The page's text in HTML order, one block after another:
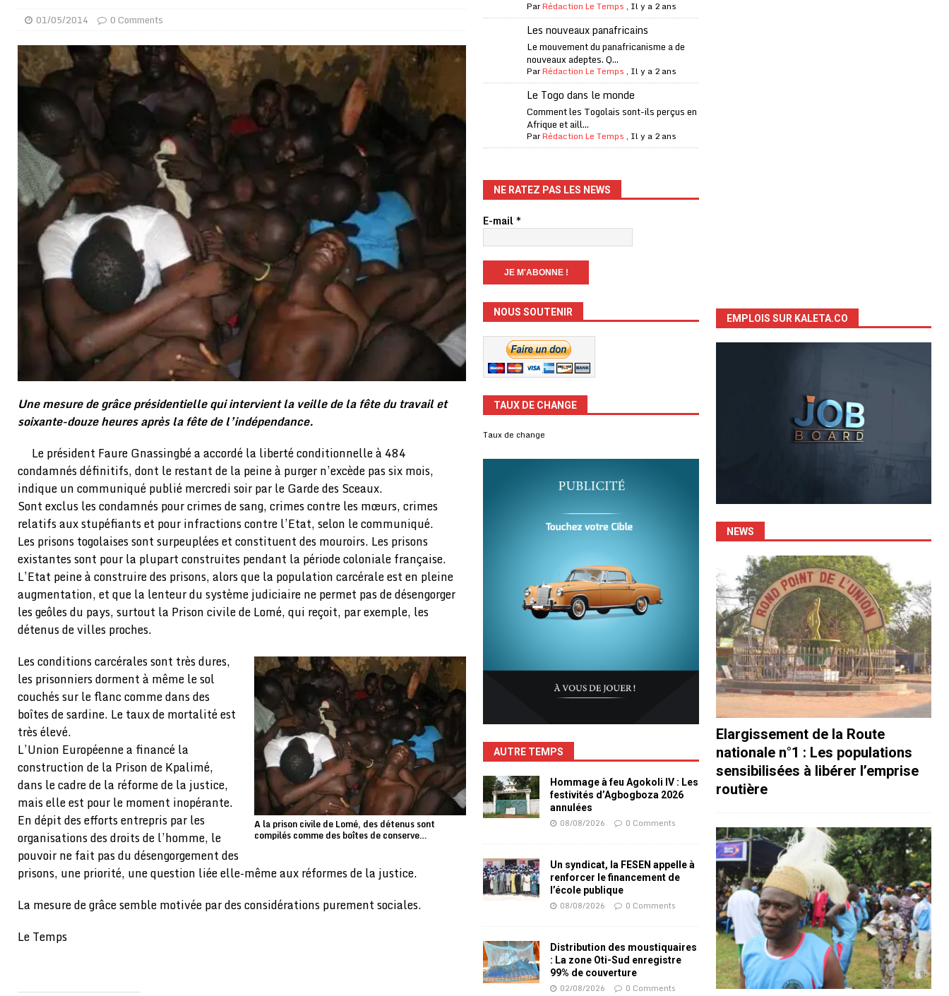
A LA UNE
[ 02/08/2026 ] Guinée : Mamadi Doumbouya s’offre quelques jours de congés en Grèce
[ 02/08/2026 ]
Une factrice arrêtée après avoir volé un billet de loterie gagnant que son propriétaire avait envoyé à un proche
[ 02/08/2026 ]
Distribution des moustiquaires : La zone Oti-Sud enregistre 99% de couverture
A LA UNE
[ 02/08/2026 ] La Confédération Africaine de Football (CAF) à contre-courant
COOPÉRATION
[ 01/08/2026 ] Quatre candidats à la succession d’Infantino à la tête de la FIFA
[ 01/08/2026 ] Bénin : Romuald Wadagni reçoit le milliardaire Aliko Dangote
[ 31/07/2026 ]
Niger : le FMI débloque une bouffée d’oxygène financière
ECONOMIE
[ 08/08/2026 ]
Épinglé par le « Canard enchaîné », Bally Bagayoko visé par une plainte d’une asso anticorruption
GOUVERNANCE
01/05/2014 0 Comments
Une mesure de grâce présidentielle qui intervient la veille de la fête du travail et
soixante-douze heures après la fête de l’indépendance.
Le président Faure Gnassingbé a accordé la liberté conditionnelle à 484
condamnés définitifs, dont le restant de la peine à purger n’excède pas six mois,
indique un communiqué publié mercredi soir par le Garde des Sceaux.
Sont exclus les condamnés pour crimes de sang, crimes contre les mœurs, crimes
relatifs aux stupéfiants et pour infractions contre l’Etat, selon le communiqué.
Les prisons togolaises sont surpeuplées et constituent des mouroirs. Les prisons
existantes sont pour la plupart construites pendant la période coloniale française.
L’Etat peine à construire des prisons, alors que la population carcérale est en pleine
augmentation, et que la lenteur du système judiciaire ne permet pas de désengorger
les geôles du pays, surtout la Prison civile de Lomé, qui reçoit, par exemple, les
détenus de villes proches.
A la prison civile de Lomé, des détenus sont
compilés comme des boîtes de conserve…
Les conditions carcérales sont très dures,
les prisonniers dorment à même le sol
couchés sur le flanc comme dans des
boîtes de sardine. Le taux de mortalité est
très élevé.
L’Union Européenne a financé la
construction de la Prison de Kpalimé,
dans le cadre de la réforme de la justice,
mais elle est pour le moment inopérante.
En dépit des efforts entrepris par les
organisations des droits de l’homme, le
pouvoir ne fait pas du désengorgement des
prisons, une priorité, une question liée elle-même aux réformes de la justice.
La mesure de grâce semble motivée par des considérations purement sociales.
Le Temps
ParRédaction Le Temps , Il y a 2 ans
Les nouveaux panafricains
Le mouvement du panafricanisme a de
nouveaux adeptes. Q...
ParRédaction Le Temps , Il y a 2 ans
Le Togo dans le monde
Comment les Togolais sont-ils perçus en
Afrique et aill...
ParRédaction Le Temps , Il y a 2 ans
NE RATEZ PAS LES NEWS
E-mail*
NOUS SOUTENIR
TAUX DE CHANGE
Taux de change
AUTRE TEMPS
Hommage à feu Agokoli IV : Les
festivités d’Agbogboza 2026
annulées
08/08/2026 0 Comments
Un syndicat, la FESEN appelle à
renforcer le financement de
l’école publique
08/08/2026 0 Comments
Distribution des moustiquaires
: La zone Oti-Sud enregistre
99% de couverture
02/08/2026 0 Comments
EMPLOIS SUR KALETA.CO
NEWS
Elargissement de la Route
nationale n°1 : Les populations
sensibilisées à libérer l’emprise
routière